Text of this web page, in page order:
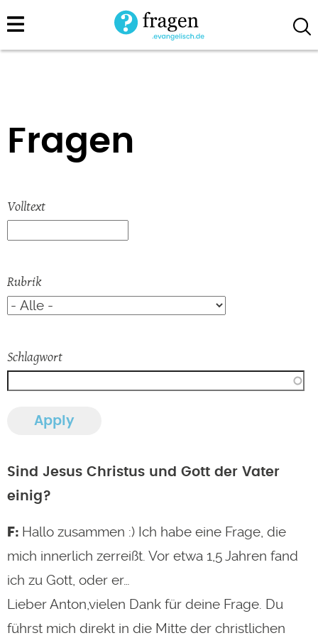
Direkt
zum
Fragen
Volltext
Rubrik
Schlagwort
Sind Jesus Christus und Gott der Vater
einig?
Hallo zusammen :) Ich habe eine Frage, die
mich innerlich zerreißt. Vor etwa 1,5 Jahren fand
ich zu Gott, oder er…
Lieber Anton,vielen Dank für deine Frage. Du
führst mich direkt in die Mitte der christlichen